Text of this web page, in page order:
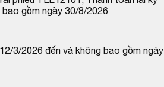
gồm ngày 30/8/2026
3/2026 đến và không bao gồm ngày